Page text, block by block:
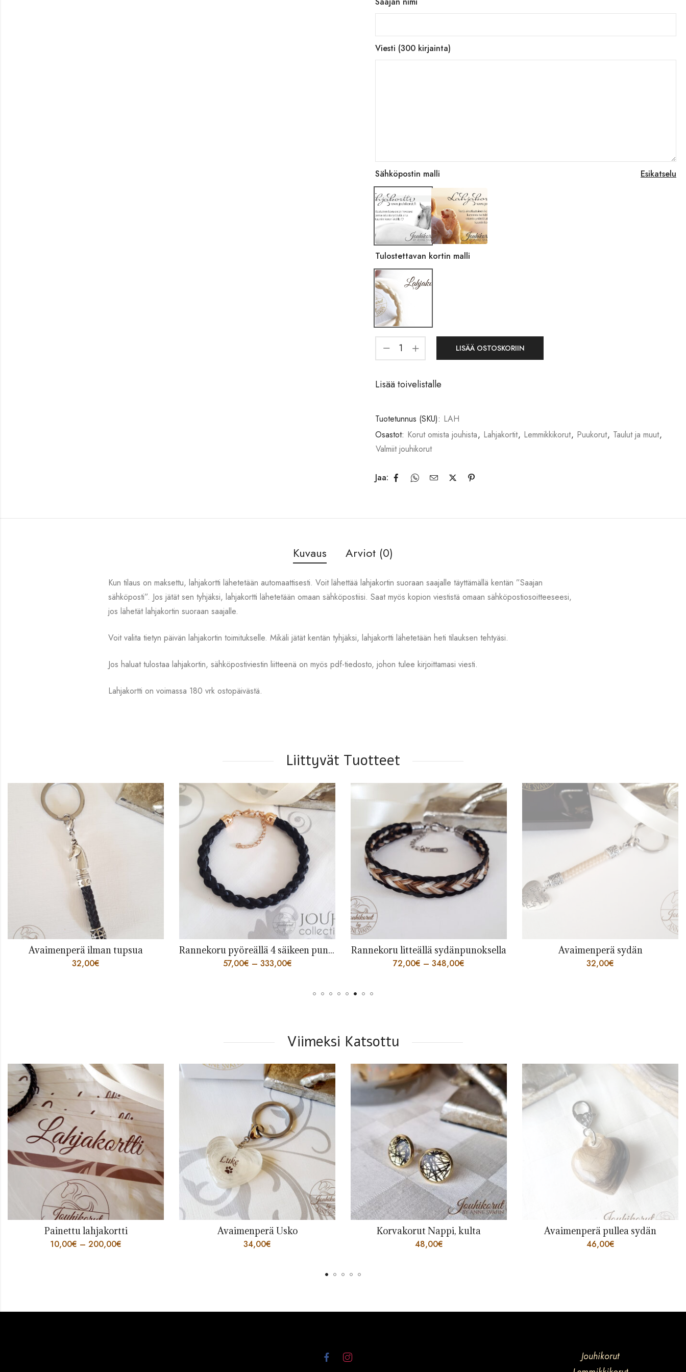
Viesti (300 kirjainta)
Sähköpostin malli Esikatselu
Tulostettavan kortin malli
LISÄÄ OSTOSKORIIN
Lisää toivelistalle
Tuotetunnus (SKU): LAH
Osastot: Korut omista jouhista, Lahjakortit, Lemmikkikorut, Puukorut, Taulut ja muut,
Valmiit jouhikorut
Jaa:
Kuvaus Arviot (0)
Kun tilaus on maksettu, lahjakortti lähetetään automaattisesti. Voit lähettää lahjakortin suoraan saajalle täyttämällä kentän ”Saajan
sähköposti”. Jos jätät sen tyhjäksi, lahjakortti lähetetään omaan sähköpostiisi. Saat myös kopion viestistä omaan sähköpostiosoitteeseesi,
jos lähetät lahjakortin suoraan saajalle.
Voit valita tietyn päivän lahjakortin toimitukselle. Mikäli jätät kentän tyhjäksi, lahjakortti lähetetään heti tilauksen tehtyäsi.
Jos haluat tulostaa lahjakortin, sähköpostiviestin liitteenä on myös pdf-tiedosto, johon tulee kirjoittamasi viesti.
Lahjakortti on voimassa 180 vrk ostopäivästä.
Liittyvät Tuotteet
57,00€ – 333,00
Rannekoru litteällä sydänpunoksella
72,00€ – 348,00€
Avaimenperä sydän
32,00€
Letitetty rannekoru
36,00€ – 312,00
Viimeksi Katsottu
Avaimenperä Usko
34,00€
Korvakorut Nappi, kulta
48,00€
Avaimenperä pullea sydän
46,00€
Kaulakoru Selja
72,00€ – 94,00
Jouhikorut